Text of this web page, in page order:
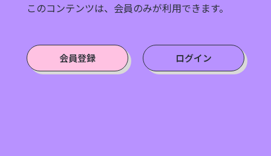
このコンテンツは、会員のみが利用できます。
会員登録 ログイン